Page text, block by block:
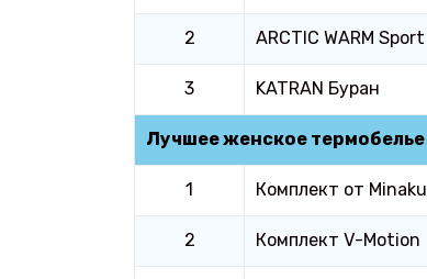
2 ARCTIC WARM Sport
3 KATRAN Буран
Лучшее женское термобелье
1 Комплект от Minaku
2 Комплект V-Motion